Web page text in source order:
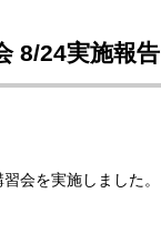
8/24実施報告
会を実施しました。